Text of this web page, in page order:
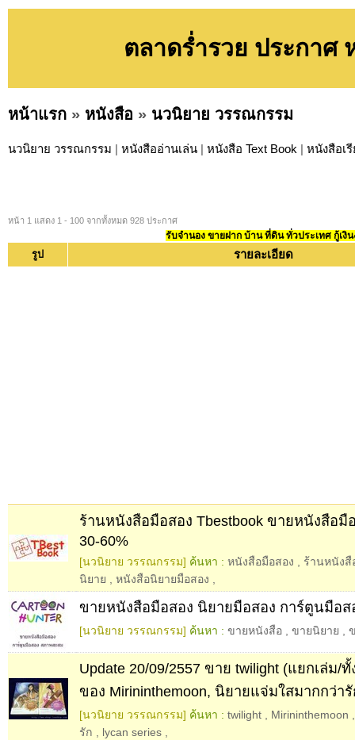
ตลาดร่ำรวย ประกา
หน้าแรก » หนังสือ » นวนิยาย วรรณกรรม
นวนิยาย วรรณกรรม | หนังสืออ่านเล่น | หนังสือ Text Book | หนังสือเ
หน้า 1 แสดง 1 - 100 จากทั้งหมด 928 ประกาศ
รับจำนอง ขายฝาก บ้าน ที่ดิน ทั่วประเทศ กู้เงิ
รูป รายละเอียด
ร้านหนังสือมือสอง Tbestbook ขายหนังสือมื
30-60%
[นวนิยาย วรรณกรรม] ค้นหา : หนังสือมือสอง
ร้านหนังสื
นิยาย
หนังสือนิยายมือสอง
ขายหนังสือมือสอง นิยายมือสอง การ์ตูนมือส
[นวนิยาย วรรณกรรม] ค้นหา : ขายหนังสือ ขายนิยาย
Update 20/09/2557 ขาย twilight (แยกเล่ม/
ของ Mirininthemoon, นิยายแจ่มใสมากกว่า
[นวนิยาย วรรณกรรม] ค้นหา : twilight Mirininthemoon
รัก
lycan series